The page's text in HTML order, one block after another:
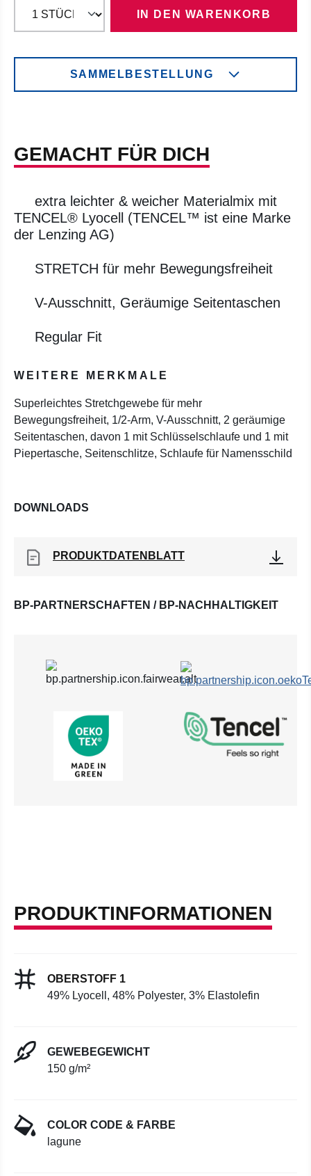
IN DEN WARENKORB
SAMMELBESTELLUNG
GEMACHT FÜR DICH
extra leichter & weicher Materialmix mit
TENCEL® Lyocell (TENCEL™ ist eine Marke
der Lenzing AG)
STRETCH für mehr Bewegungsfreiheit
V-Ausschnitt, Geräumige Seitentaschen
Regular Fit
WEITERE MERKMALE
Superleichtes Stretchgewebe für mehr
Bewegungsfreiheit, 1/2-Arm, V-Ausschnitt, 2 geräumige
Seitentaschen, davon 1 mit Schlüsselschlaufe und 1 mit
Piepertasche, Seitenschlitze, Schlaufe für Namensschild
DOWNLOADS
PRODUKTDATENBLATT
BP-PARTNERSCHAFTEN / BP-NACHHALTIGKEIT
PRODUKTINFORMATIONEN
OBERSTOFF 1
49% Lyocell, 48% Polyester, 3% Elastolefin
GEWEBEGEWICHT
150 g/m²
COLOR CODE & FARBE
lagune